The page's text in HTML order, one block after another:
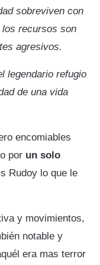
sobreviven con
recursos son
agresivos.
legendario refugio
de una vida
encomiables
por un solo
Rudoy lo que le
y movimientos,
notable y
era mas terror